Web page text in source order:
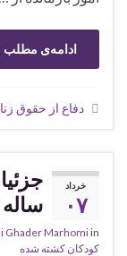
ادامه‌ی مطلب
دفاع از حقوق
خرداد
۰۷
ساله
Ghader Marhomiin
کودکان کشته شده